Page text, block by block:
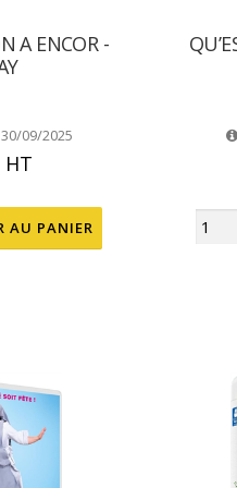
A ENCOR -
30/09/2025
HT